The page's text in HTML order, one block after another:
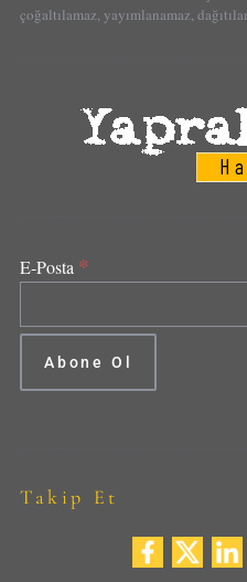
çoğaltılamaz, yayımlanamaz,
E-Posta *
Takip Et